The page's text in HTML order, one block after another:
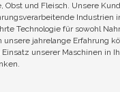
Obst und Fleisch. Unsere
Industrien
Technologie für sowohl
unsere jahrelange Erfahrung
unserer Maschinen in